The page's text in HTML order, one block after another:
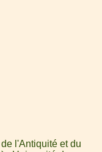
l'Antiquité et du